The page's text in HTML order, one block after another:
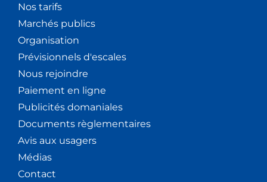
Nos tarifs
Marchés publics
Organisation
Prévisionnels d'escales
Nous rejoindre
Paiement en ligne
Publicités domaniales
Documents règlementaires
Avis aux usagers
Médias
Contact